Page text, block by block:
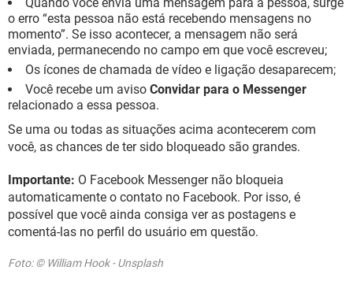
o erro “esta pessoa não está recebendo mensagens no
momento”. Se isso acontecer, a mensagem não será
enviada, permanecendo no campo em que você escreveu;
Os ícones de chamada de vídeo e ligação desaparecem;
Você recebe um aviso Convidar para o Messenger
relacionado a essa pessoa.
Se uma ou todas as situações acima acontecerem com
você, as chances de ter sido bloqueado são grandes.
Importante: O Facebook Messenger não bloqueia
automaticamente o contato no Facebook. Por isso, é
possível que você ainda consiga ver as postagens e
comentá-las no perfil do usuário em questão.
Foto: © William Hook - Unsplash